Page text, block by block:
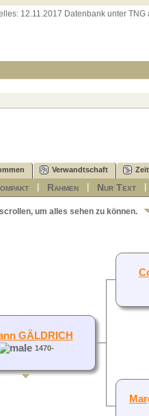
12.11.2017 Datenbank unter
Verwandtschaft
Rahmen Nur Text
um alles sehen zu können.
GÄLDRICH
1470-